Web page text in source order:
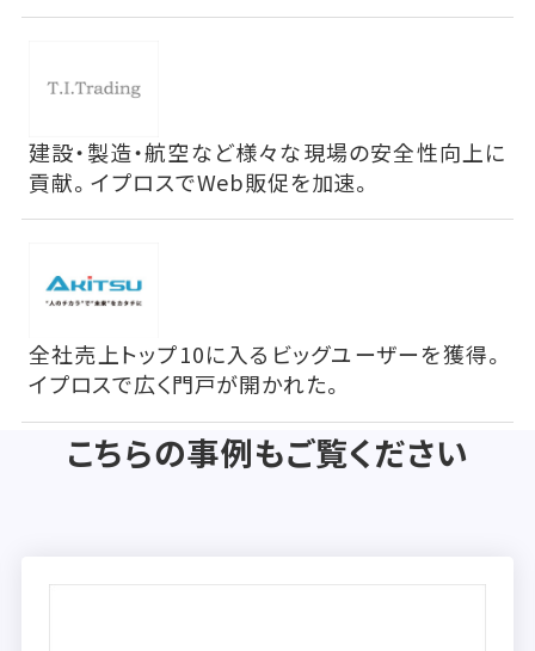
建設・製造・航空など様々な現場の安全性向上に
貢献。イプロスでWeb販促を加速。
全社売上トップ10に入るビッグユーザーを獲得。
イプロスで広く門戸が開かれた。
こちらの事例もご覧ください